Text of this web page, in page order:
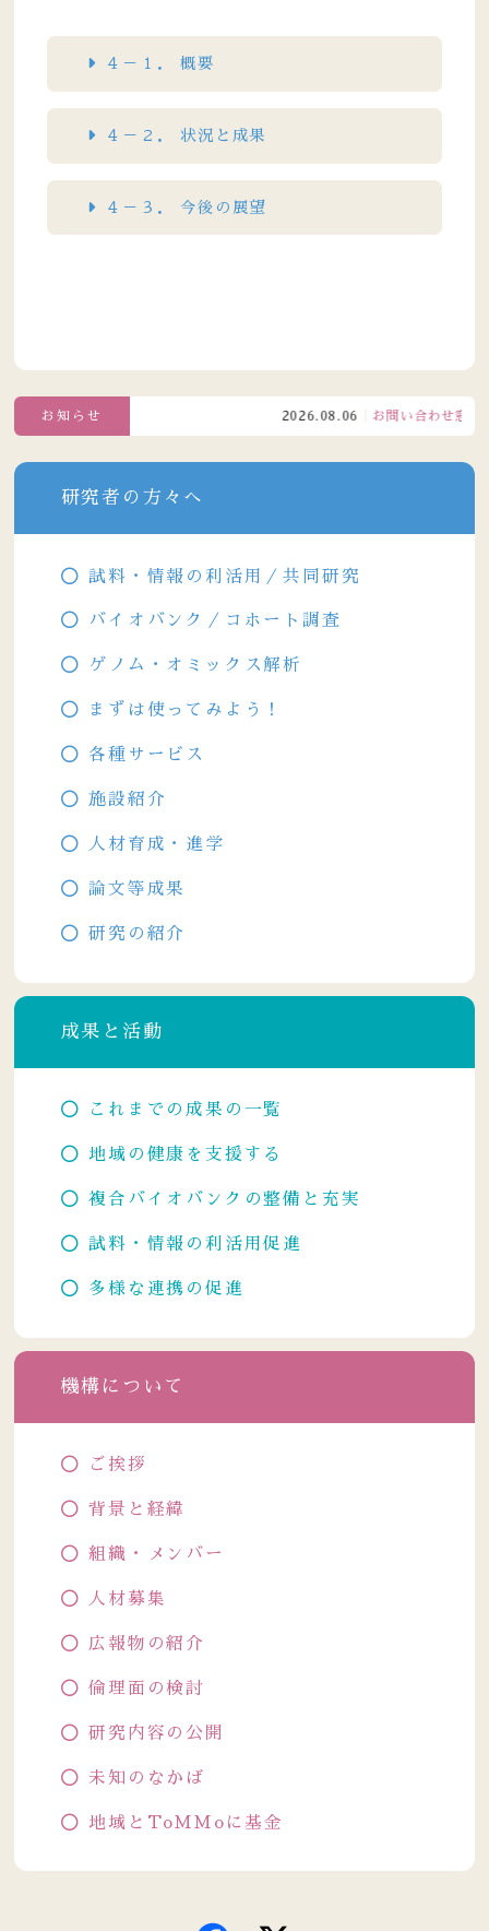
４－１． 概要
４－２． 状況と成果
４－３． 今後の展望
お知らせ 2026.08.06 お問い合わせ窓口
研究者の方々へ
試料・情報の利活用／共同研究
バイオバンク／コホート調査
ゲノム・オミックス解析
まずは使ってみよう！
各種サービス
施設紹介
人材育成・進学
論文等成果
研究の紹介
成果と活動
これまでの成果の一覧
地域の健康を支援する
複合バイオバンクの整備と充実
試料・情報の利活用促進
多様な連携の促進
機構について
ご挨拶
背景と経緯
組織・メンバー
人材募集
広報物の紹介
倫理面の検討
研究内容の公開
未知のなかば
地域とToMMoに基金